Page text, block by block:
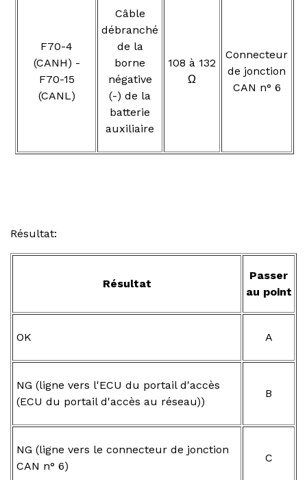
F70-4
(CANH) -
F70-15
(CANL)
Câble
débranché
de la
borne
négative
(-) de la
batterie
auxiliaire
108 à 132
Ω
Connecteur
de jonction
CAN n° 6
Résultat:
Résultat
Passer
au point
OK A
NG (ligne vers l'ECU du portail d'accès
(ECU du portail d'accès au réseau))
B
NG (ligne vers le connecteur de jonction
CAN n° 6)
C